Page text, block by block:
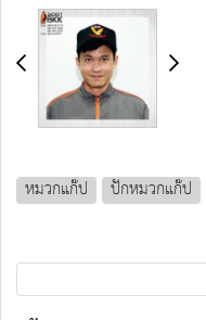
หมวกแก๊ป ปักหมวกแก๊ป